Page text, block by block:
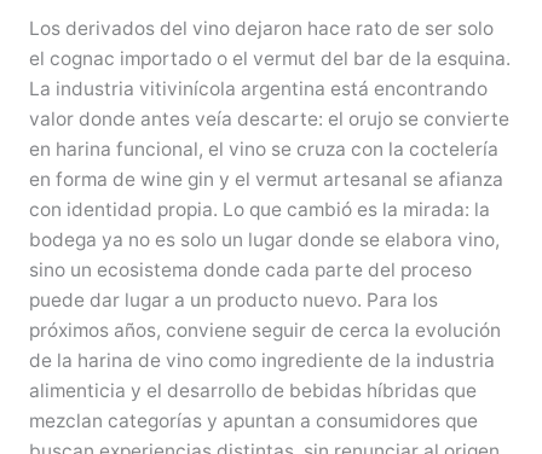
Los derivados del vino dejaron hace rato de ser solo
el cognac importado o el vermut del bar de la esquina.
La industria vitivinícola argentina está encontrando
valor donde antes veía descarte: el orujo se convierte
en harina funcional, el vino se cruza con la coctelería
en forma de wine gin y el vermut artesanal se afianza
con identidad propia. Lo que cambió es la mirada: la
bodega ya no es solo un lugar donde se elabora vino,
sino un ecosistema donde cada parte del proceso
puede dar lugar a un producto nuevo. Para los
próximos años, conviene seguir de cerca la evolución
de la harina de vino como ingrediente de la industria
alimenticia y el desarrollo de bebidas híbridas que
mezclan categorías y apuntan a consumidores que